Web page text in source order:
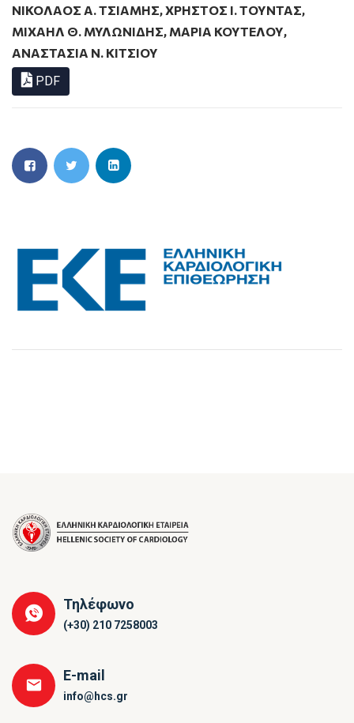
ΝΙΚΟΛΑΟΣ Α. ΤΣΙΑΜΗΣ,ΧΡΗΣΤΟΣ Ι. ΤΟΥΝΤΑΣ,
ΜΙΧΑΗΛ Θ. ΜΥΛΩΝΙΔΗΣ, ΜΑΡΙΑ ΚΟΥΤΕΛΟΥ,
ΑΝΑΣΤΑΣΙΑ Ν. ΚΙΤΣΙΟΥ
PDF
Τηλέφωνο
(+30) 210 7258003
E-mail
info@hcs.gr